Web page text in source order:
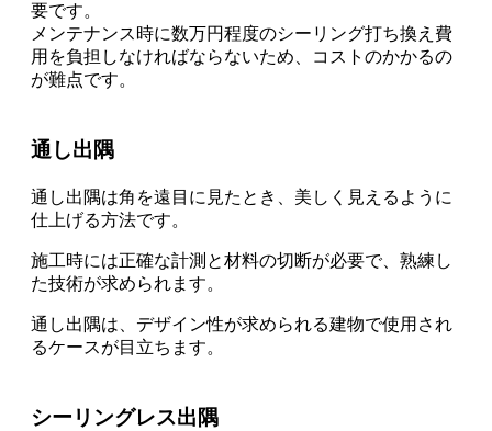
要です。
メンテナンス時に数万円程度のシーリング打ち換え費
用を負担しなければならないため、コストのかかるの
が難点です。
通し出隅
通し出隅は角を遠目に見たとき、美しく見えるように
仕上げる方法です。
施工時には正確な計測と材料の切断が必要で、熟練し
た技術が求められます。
通し出隅は、デザイン性が求められる建物で使用され
るケースが目立ちます。
シーリングレス出隅